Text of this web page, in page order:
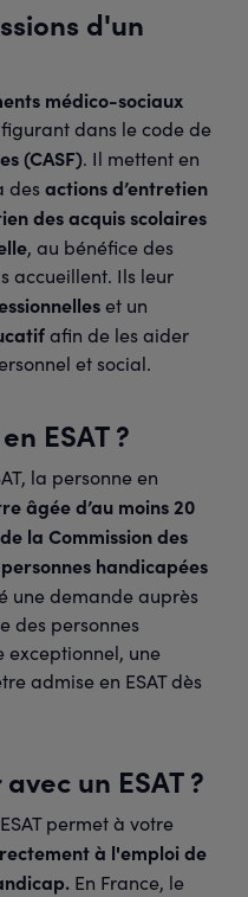
d'un
médico-sociaux
dans le code de
(CASF). Il mettent en
desactions d’entretien
des acquis scolaires
, au bénéfice des
accueillent. Ils leur
et un
afin de les aider
et social.
ESAT ?
la personne en
âgée d’au moins 20
la Commission des
handicapées
une demande auprès
des personnes
exceptionnel, une
admise en ESAT dès
un ESAT ?
permet à votre
à l'emploi de
En France, le